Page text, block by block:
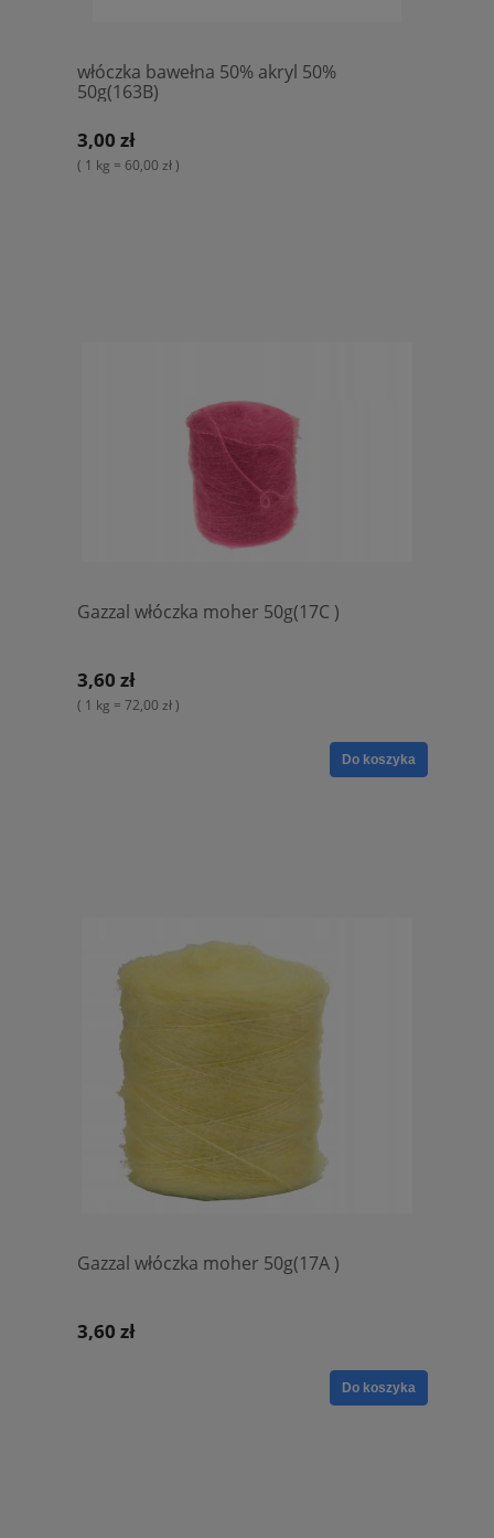
włóczka bawełna 50% akryl 50%
50g(163B)
3,00 zł
( 1 kg = 60,00 zł )
Gazzal włóczka moher 50g(17C )
3,60 zł
( 1 kg = 72,00 zł )
Do koszyka
Gazzal włóczka moher 50g(17A )
3,60 zł
Do koszyka